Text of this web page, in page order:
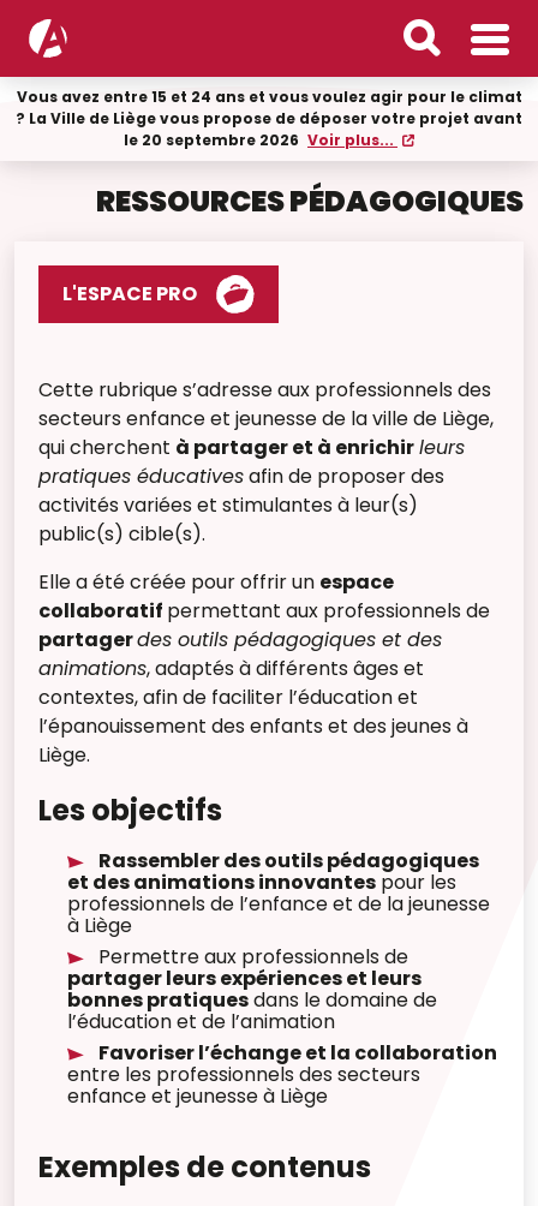
Vous avez entre 15 et 24 ans et vous voulez agir pour le climat
? La Ville de Liège vous propose de déposer votre projet avant
le 20 septembre 2026 Voir plus...
RESSOURCES PÉDAGOGIQUES
L'ESPACE PRO
Cette rubrique s’adresse aux professionnels des
secteurs enfance et jeunesse de la ville de Liège,
qui cherchent à partager et à enrichirleurs
pratiques éducativesafin de proposer des
activités variées et stimulantes à leur(s)
public(s) cible(s).
Elle a été créée pour offrir un espace
collaboratif permettant aux professionnels de
partagerdes outils pédagogiques et des
animations, adaptés à différents âges et
contextes, afin de faciliter l’éducation et
l’épanouissement des enfants et des jeunes à
Liège.
Les objectifs
Rassembler des outils pédagogiques
et des animations innovantes pour les
professionnels de l’enfance et de la jeunesse
à Liège
Permettre aux professionnels de
partager leurs expériences et leurs
bonnes pratiquesdans le domaine de
l’éducation et de l’animation
Favoriser l’échange et la collaboration
entre les professionnels des secteurs
enfance et jeunesse à Liège
Exemples de contenus